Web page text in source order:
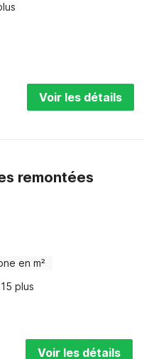
Voir les détails
remontées
en m²
plus
Voir les détails